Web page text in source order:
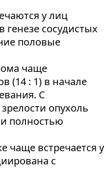
у лиц
генезе сосудистых
половые
чаще
(14 : 1) в начале
С
опухоль
полностью
чаще встречается у
с